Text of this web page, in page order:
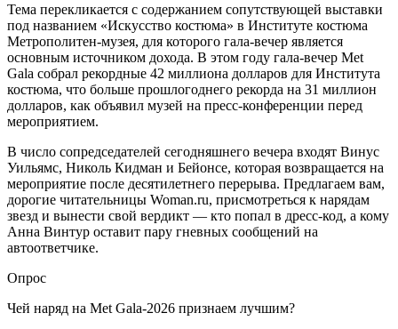
Тема перекликается с содержанием сопутствующей выставки
под названием «Искусство костюма» в Институте костюма
Метрополитен-музея, для которого гала-вечер является
основным источником дохода. В этом году гала-вечер Met
Gala собрал рекордные 42 миллиона долларов для Института
костюма, что больше прошлогоднего рекорда на 31 миллион
долларов, как объявил музей на пресс-конференции перед
мероприятием.
В число сопредседателей сегодняшнего вечера входят Винус
Уильямс, Николь Кидман и Бейонсе, которая возвращается на
мероприятие после десятилетнего перерыва. Предлагаем вам,
дорогие читательницы Woman.ru, присмотреться к нарядам
звезд и вынести свой вердикт — кто попал в дресс-код, а кому
Анна Винтур оставит пару гневных сообщений на
автоответчике.
Опрос
Чей наряд на Met Gala-2026 признаем лучшим?